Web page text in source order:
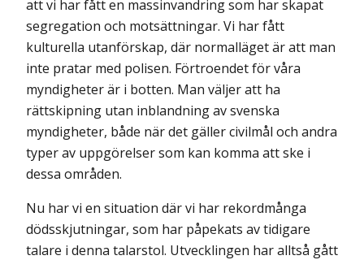
att vi har fått en massinvandring som har skapat
segregation och motsättningar. Vi har fått
kulturella utanförskap, där normalläget är att man
inte pratar med polisen. Förtroendet för våra
myndigheter är i botten. Man väljer att ha
rättskipning utan inblandning av svens­ka
myndigheter, både när det gäller civilmål och andra
typer av uppgörelser som kan komma att ske i
dessa områden.
Nu har vi en situation där vi har rekordmånga
dödsskjutningar, som har påpekats av tidigare
talare i denna talarstol. Utvecklingen har alltså gått